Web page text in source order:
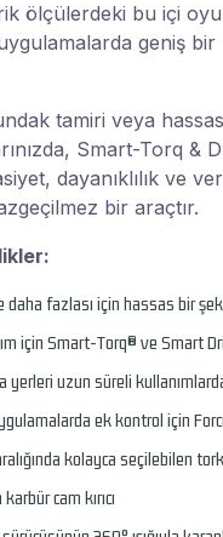
daha fazlası için hassas bir
için Smart-Torq® ve Smart
yerleri uzun süreli
ek kontrol için
kolayca seçilebilen tork
cam kırıcı
ölçülerdeki bu içi
geniş bir
tamiri veya hassas
Smart-Torq &
dayanıklılık ve
bir araçtır.